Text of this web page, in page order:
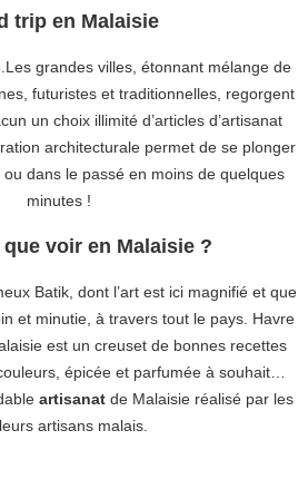
trip en Malaisie
grandes villes, étonnant mélange de
futuristes et traditionnelles, regorgent
un choix illimité d’articles d’artisanat
architecturale permet de se plonger
dans le passé en moins de quelques
minutes !
voir en Malaisie ?
Batik, dont l’art est ici magnifié et que
et minutie, à travers tout le pays. Havre
est un creuset de bonnes recettes
épicée et parfumée à souhait…
artisanatde Malaisie réalisé par les
artisans malais.